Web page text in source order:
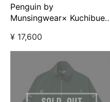
MUNSINGWEAR
Penguin by
Munsingwear× Kuchibue
リティプルオーバーベスト
ベージュ 【GO/LOOK!限定
¥ 17,600